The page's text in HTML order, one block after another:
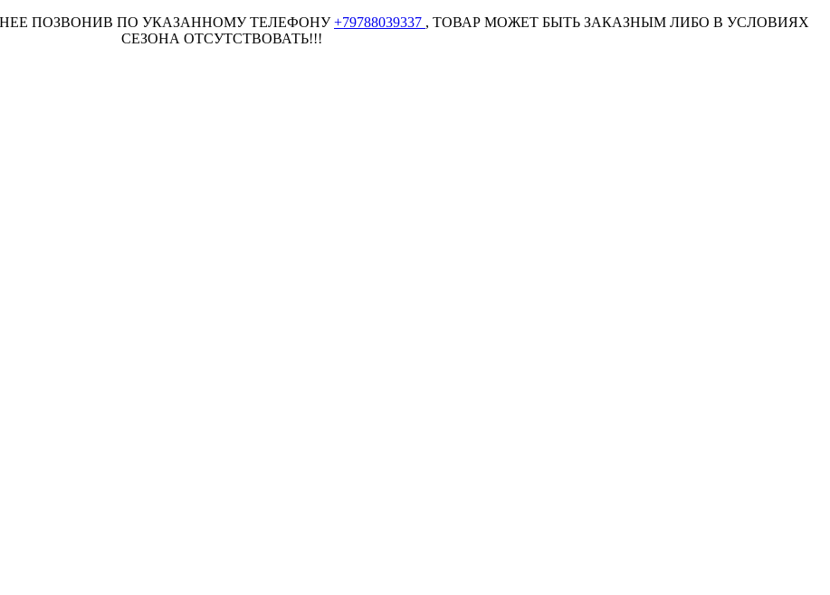
ПОЗВОНИВ ПО УКАЗАННОМУ ТЕЛЕФОНУ+79788039337 , ТОВАР МОЖЕТ БЫТЬ ЗАКАЗНЫМ ЛИБО В УСЛОВИЯХ
СЕЗОНА ОТСУТСТВОВАТЬ!!!